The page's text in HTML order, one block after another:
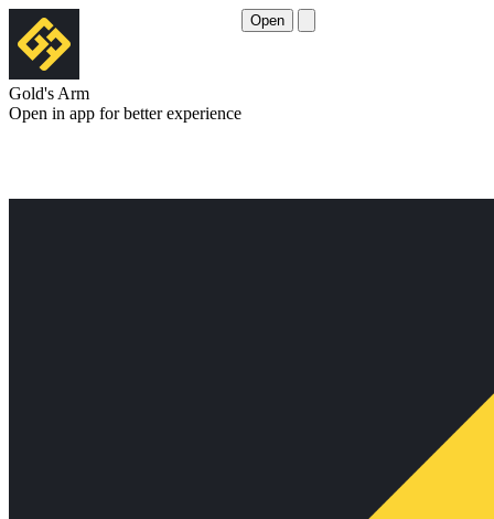
Gold's Arm
Open in app for better experience
Open